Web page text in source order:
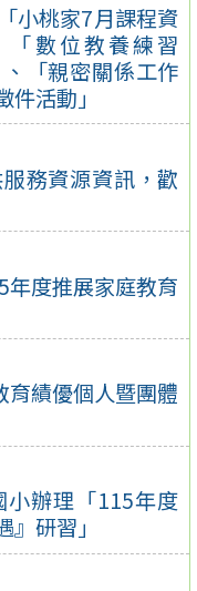
小桃家7月課程資
「數位教養練習
「親密關係工作
活動」
務資源資訊，歡
度推展家庭教育
績優個人暨團體
辦理「115年度
研習」